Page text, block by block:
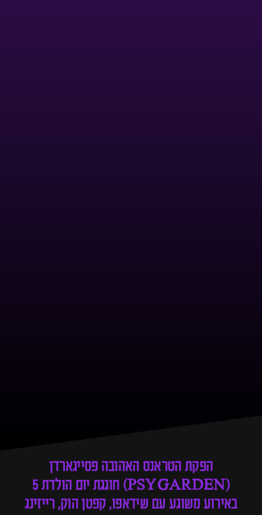
הפקת הטראנס האהובה פסייגארדן
(PSYGARDEN) חוגגת יום הולדת 5
באירוע משוגע עם שידאפו, קפטן הוק, רייזינג